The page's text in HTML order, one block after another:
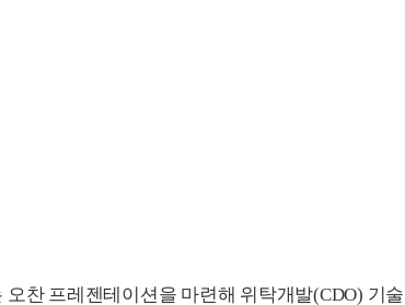
오찬 프레젠테이션을 마련해 위탁개발(CDO) 기